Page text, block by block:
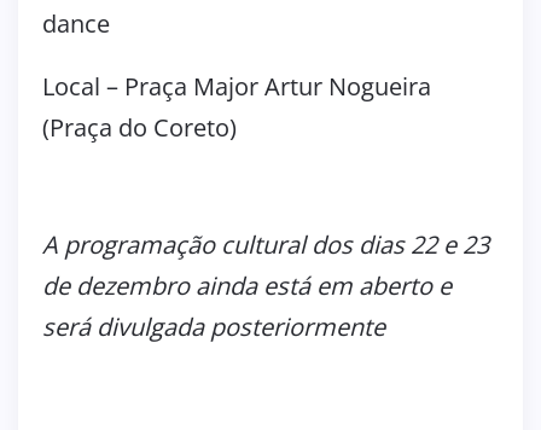
dance
Local – Praça Major Artur Nogueira
(Praça do Coreto)
A programação cultural dos dias 22 e 23
de dezembro ainda está em aberto e
será divulgada posteriormente